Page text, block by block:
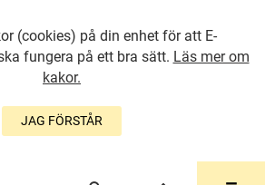
(cookies) på din enhet för att E-
fungera på ett bra sätt. Läs mer om
kakor.
JAG FÖRSTÅR
GÅ DIREKT TILL